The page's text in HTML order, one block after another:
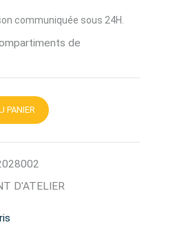
communiquée sous 24H.
de
PANIER
D'ATELIER